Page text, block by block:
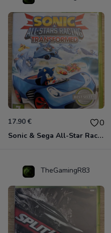
17.90 € 0
Sonic & Sega All-Star Racing - Transformed Xbox 360
TheGamingR83